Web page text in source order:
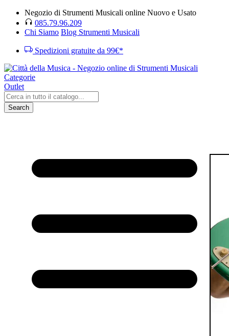
Negozio di Strumenti Musicali online Nuovo e Usato
085.79.96.209
Chi Siamo Blog Strumenti Musicali
Spedizioni gratuite da 99€*
Categorie
Outlet
Search